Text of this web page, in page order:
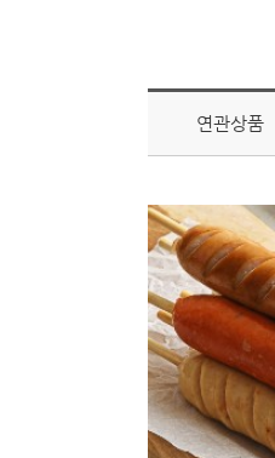
연관상품